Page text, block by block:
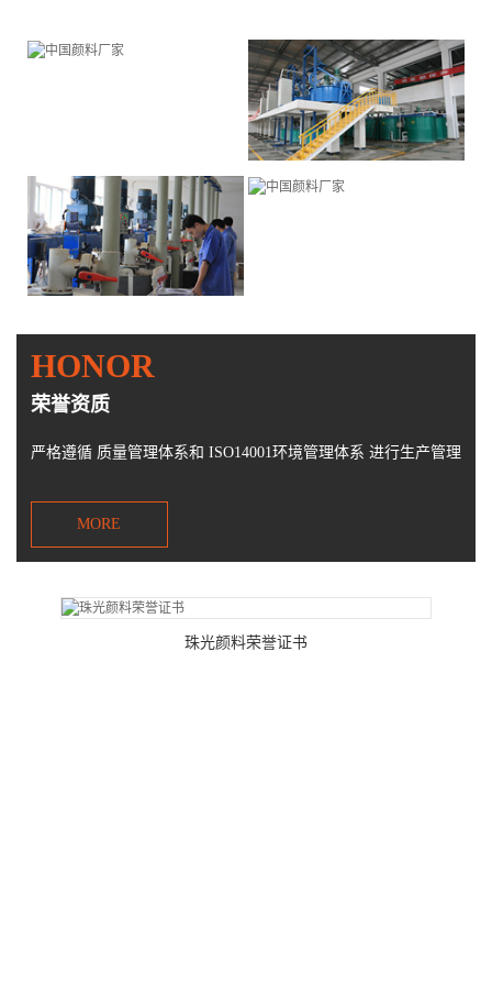
HONOR
荣誉资质
严格遵循 质量管理体系和 ISO14001环境管理体系 进行生产管理
MORE
珠光颜料荣誉证书